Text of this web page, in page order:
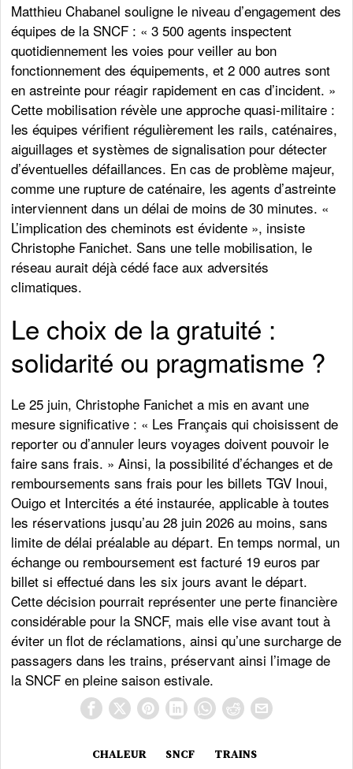
Matthieu Chabanel souligne le niveau d’engagement des
équipes de la SNCF : « 3 500 agents inspectent
quotidiennement les voies pour veiller au bon
fonctionnement des équipements, et 2 000 autres sont
en astreinte pour réagir rapidement en cas d’incident. »
Cette mobilisation révèle une approche quasi-militaire :
les équipes vérifient régulièrement les rails, caténaires,
aiguillages et systèmes de signalisation pour détecter
d’éventuelles défaillances. En cas de problème majeur,
comme une rupture de caténaire, les agents d’astreinte
interviennent dans un délai de moins de 30 minutes. «
L’implication des cheminots est évidente », insiste
Christophe Fanichet. Sans une telle mobilisation, le
réseau aurait déjà cédé face aux adversités
climatiques.
Le choix de la gratuité :
solidarité ou pragmatisme ?
Le 25 juin, Christophe Fanichet a mis en avant une
mesure significative : « Les Français qui choisissent de
reporter ou d’annuler leurs voyages doivent pouvoir le
faire sans frais. » Ainsi, la possibilité d’échanges et de
remboursements sans frais pour les billets TGV Inoui,
Ouigo et Intercités a été instaurée, applicable à toutes
les réservations jusqu’au 28 juin 2026 au moins, sans
limite de délai préalable au départ. En temps normal, un
échange ou remboursement est facturé 19 euros par
billet si effectué dans les six jours avant le départ.
Cette décision pourrait représenter une perte financière
considérable pour la SNCF, mais elle vise avant tout à
éviter un flot de réclamations, ainsi qu’une surcharge de
passagers dans les trains, préservant ainsi l’image de
la SNCF en pleine saison estivale.
CHALEUR SNCF TRAINS